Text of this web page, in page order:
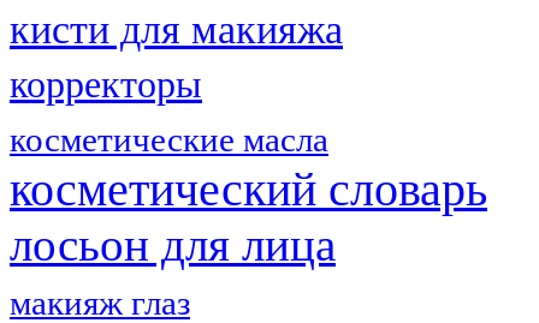
кисти для макияжа
корректоры
косметические масла
косметический словарь
лосьон для лица
макияж глаз